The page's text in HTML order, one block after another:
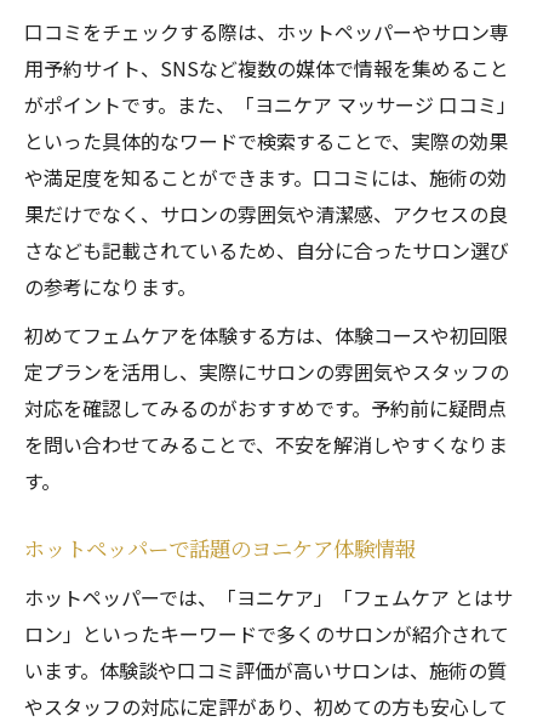
口コミをチェックする際は、ホットペッパーやサロン専
用予約サイト、SNSなど複数の媒体で情報を集めること
がポイントです。また、「ヨニケア マッサージ 口コミ」
といった具体的なワードで検索することで、実際の効果
や満足度を知ることができます。口コミには、施術の効
果だけでなく、サロンの雰囲気や清潔感、アクセスの良
さなども記載されているため、自分に合ったサロン選び
の参考になります。
初めてフェムケアを体験する方は、体験コースや初回限
定プランを活用し、実際にサロンの雰囲気やスタッフの
対応を確認してみるのがおすすめです。予約前に疑問点
を問い合わせてみることで、不安を解消しやすくなりま
す。
ホットペッパーで話題のヨニケア体験情報
ホットペッパーでは、「ヨニケア」「フェムケア とはサ
ロン」といったキーワードで多くのサロンが紹介されて
います。体験談や口コミ評価が高いサロンは、施術の質
やスタッフの対応に定評があり、初めての方も安心して